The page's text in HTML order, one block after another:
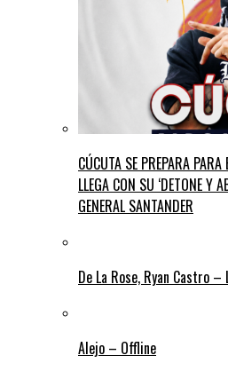
CÚCUTA SE PREPARA PARA
LLEGA CON SU ‘DETONE Y
GENERAL SANTANDER
De La Rose, Ryan Castro –
Alejo – Offline